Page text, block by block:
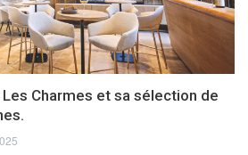
Les Charmes et sa sélection de